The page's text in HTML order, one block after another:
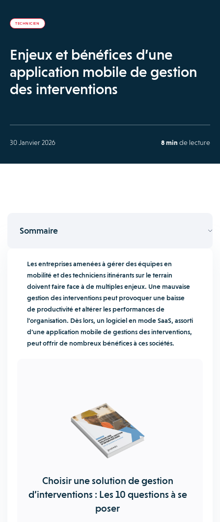
TECHNICIEN
Enjeux et bénéfices d’une
application mobile de gestion
des interventions
30 Janvier 2026 8 min de lecture
Sommaire
Les entreprises amenées à gérer des équipes en
mobilité et des techniciens itinérants sur le terrain
doivent faire face à de multiples enjeux. Une mauvaise
gestion des interventions peut provoquer une baisse
de productivité et altérer les performances de
l’organisation. Dès lors, un logiciel en mode SaaS, assorti
d’une application mobile de gestions des interventions,
peut offrir de nombreux bénéfices à ces sociétés.
Choisir une solution de gestion
d’interventions : Les 10 questions à se
poser